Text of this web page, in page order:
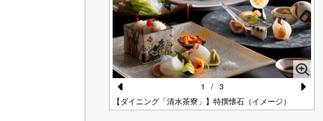
Pr
【ダイニング「清水茶寮」】特撰懐石（イメージ）
1 / 3